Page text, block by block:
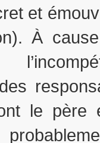
et
À
le père